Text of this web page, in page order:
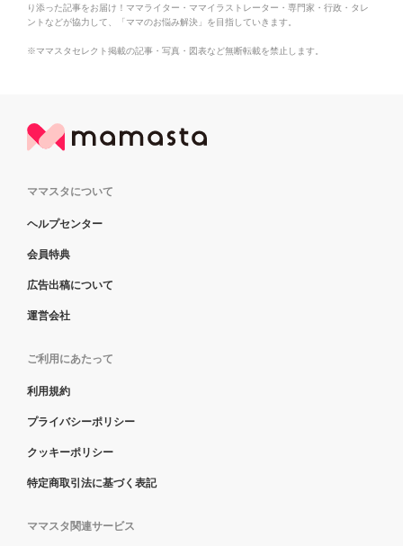
り添った記事をお届け！ママライター・ママイラストレーター・専門家・行政・タレ
ントなどが協力して、「ママのお悩み解決」を目指していきます。
※ママスタセレクト掲載の記事・写真・図表など無断転載を禁止します。
ママスタについて
ヘルプセンター
会員特典
広告出稿について
運営会社
ご利用にあたって
利用規約
プライバシーポリシー
クッキーポリシー
特定商取引法に基づく表記
ママスタ関連サービス